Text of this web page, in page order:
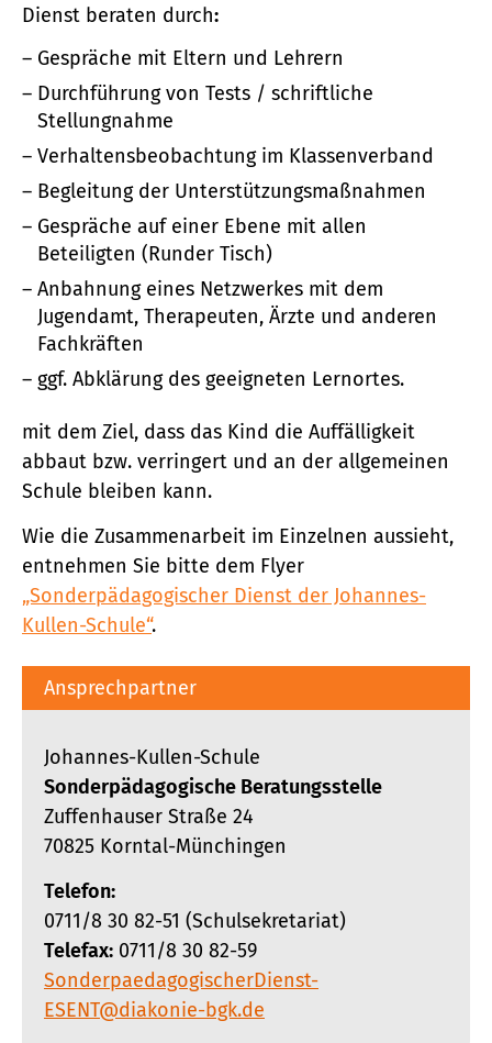
Dienst beraten durch:
Gespräche mit Eltern und Lehrern
Durchführung von Tests / schriftliche
Stellungnahme
Verhaltensbeobachtung im Klassenverband
Begleitung der Unterstützungsmaßnahmen
Gespräche auf einer Ebene mit allen
Beteiligten (Runder Tisch)
Anbahnung eines Netzwerkes mit dem
Jugendamt, Therapeuten, Ärzte und anderen
Fachkräften
ggf. Abklärung des geeigneten Lernortes.
mit dem Ziel, dass das Kind die Auffälligkeit
abbaut bzw. verringert und an der allgemeinen
Schule bleiben kann.
Wie die Zusammenarbeit im Einzelnen aussieht,
entnehmen Sie bitte dem Flyer
„Sonderpädagogischer Dienst der Johannes-
Kullen-Schule“.
Ansprechpartner
Johannes-Kullen-Schule
Sonderpädagogische Beratungsstelle
Zuffenhauser Straße 24
70825 Korntal-Münchingen
Telefon:
0711/8 30 82-51 (Schulsekretariat)
Telefax: 0711/8 30 82-59
SonderpaedagogischerDienst-
ESENT@diakonie-bgk.de